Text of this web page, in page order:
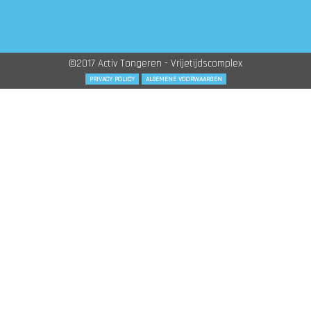
©2017 Activ Tongeren - Vrijetijdscomplex
PRIVACY POLICY ALGEMENE VOORWAARDEN